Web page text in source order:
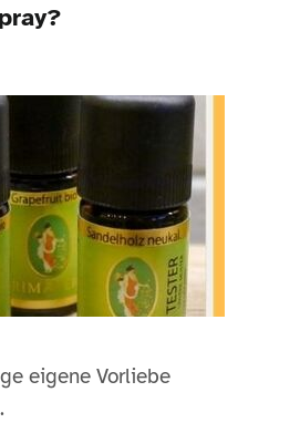
eigene Vorliebe